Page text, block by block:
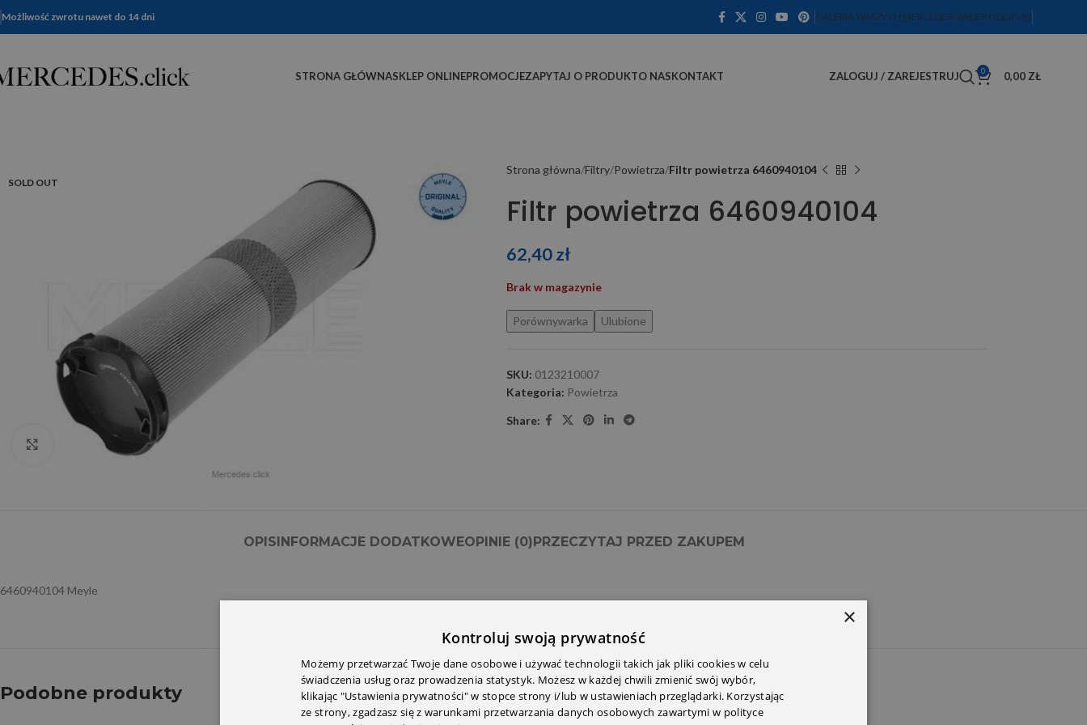
Możliwość zwrotu nawet do 14 dni GALERIA WASZYCH MERCEDESÓWDEKODER VIN
STRONA GŁÓWNASKLEP ONLINEPROMOCJEZAPYTAJ O PRODUKTO NASKONTAKT ZALOGUJ / ZAREJESTRUJ 0 0,00 ZŁ
SOLD OUT
Click to enlarge
Strona główna Filtry Powietrza Filtr powietrza 6460940104
Filtr powietrza 6460940104
62,40zł
Brak w magazynie
Porównywarka Ulubione
SKU: 0123210007
Kategoria: Powietrza
Share:
OPISINFORMACJE DODATKOWEOPINIE (0)PRZECZYTAJ PRZED ZAKUPEM
6460940104 Meyle
Podobne produkty
×
Kontroluj swoją prywatność
Możemy przetwarzać Twoje dane osobowe i używać technologii takich jak pliki cookies w celu
świadczenia usług oraz prowadzenia statystyk. Możesz w każdej chwili zmienić swój wybór,
klikając "Ustawienia prywatności" w stopce strony i/lub w ustawieniach przeglądarki. Korzystając
ze strony, zgadzasz się z warunkami przetwarzania danych osobowych zawartymi w polityce